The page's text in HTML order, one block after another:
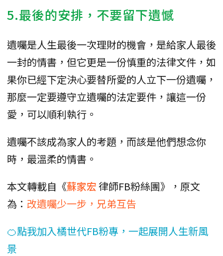
5.最後的安排，不要留下遺憾
遺囑是人生最後一次理財的機會，是給家人最後
一封的情書，但它更是一份慎重的法律文件，如
果你已經下定決心要替所愛的人立下一份遺囑，
那麼一定要遵守立遺囑的法定要件，讓這一份
愛，可以順利執行。
遺囑不該成為家人的考題，而該是他們想念你
時，最溫柔的情書。
本文轉載自《蘇家宏律師FB粉絲團》，原文
為： 改遺囑少一步，兄弟互告
🍊點我加入橘世代FB粉專，一起展開人生新風
景